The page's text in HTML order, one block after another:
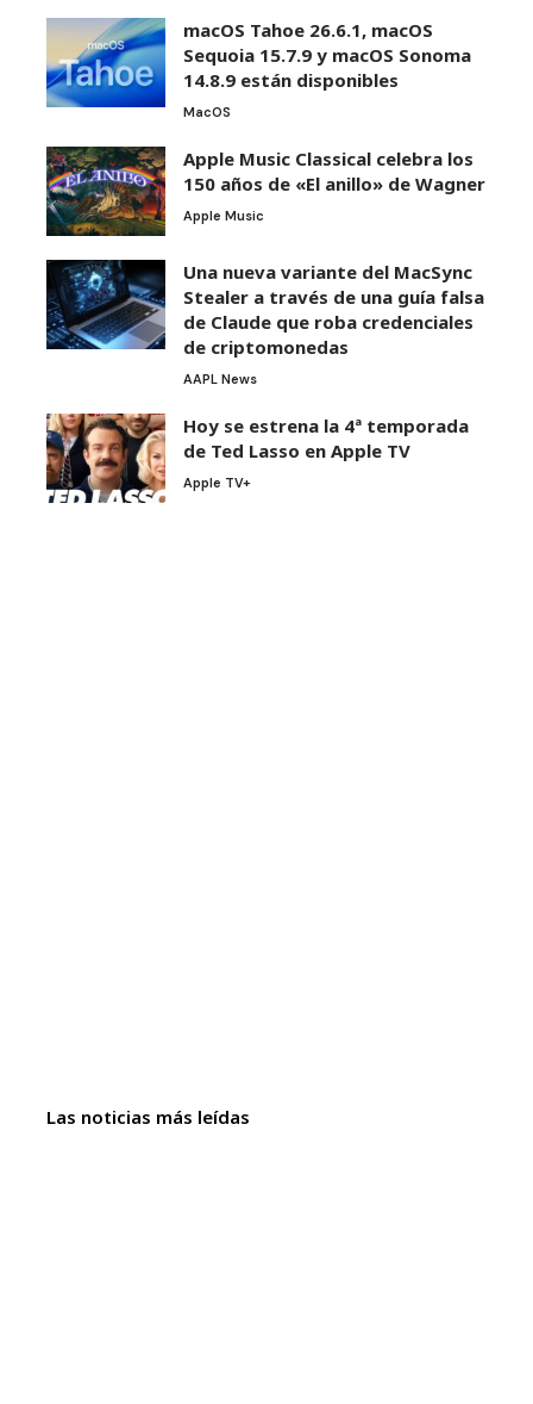
macOS Tahoe 26.6.1, macOS
Sequoia 15.7.9 y macOS Sonoma
14.8.9 están disponibles
MacOS
Apple Music Classical celebra los
150 años de «El anillo» de Wagner
Apple Music
Una nueva variante del MacSync
Stealer a través de una guía falsa
de Claude que roba credenciales
de criptomonedas
AAPL News
Hoy se estrena la 4ª temporada
de Ted Lasso en Apple TV
Apple TV+
Las noticias más leídas